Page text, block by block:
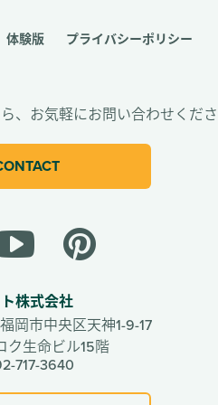
体験版 プライバシーポリシー
、 お気軽にお問い合わせくだ
株式会社
岡市中央区天神1-9-17
ク生命ビル15階
717-3640